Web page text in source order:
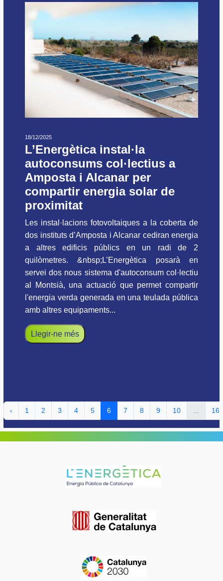
18/12/2025
L’Energètica instal·la
autoconsums col·lectius a
Amposta i Alcanar per
compartir energia solar de
proximitat
Les instal·lacions fotovoltaiques a la coberta de
dos instituts d’Amposta i Alcanar cediran energia
a altres edificis públics en un radi de 2
quilòmetres. &nbsp;L’Energètica posarà en
servei dos nous sistema d'autoconsum col·lectiu
al Montsià, una actuació que permet compartir
l'energia verda generada en una teulada pública
amb altres equipaments...
Llegir-ne més
‹ 1 2 3 4 5 6 7 8 9 10 ... 16